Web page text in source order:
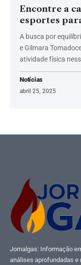
Encontre a
esportes
A busca por
e Gilmara
atividade física
Notícias
abril 25, 2025
Jornalgas: Informação
análises aprofundadas e